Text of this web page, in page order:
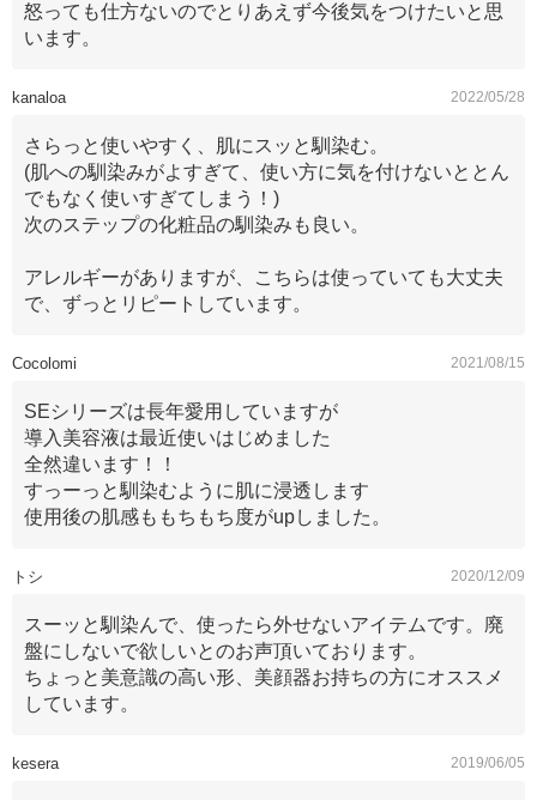
怒っても仕方ないのでとりあえず今後気をつけたいと思
います。
kanaloa 2022/05/28
さらっと使いやすく、肌にスッと馴染む。
(肌への馴染みがよすぎて、使い方に気を付けないととん
でもなく使いすぎてしまう！)
次のステップの化粧品の馴染みも良い。
アレルギーがありますが、こちらは使っていても大丈夫
で、ずっとリピートしています。
Cocolomi 2021/08/15
SEシリーズは長年愛用していますが
導入美容液は最近使いはじめました
全然違います！！
すっーっと馴染むように肌に浸透します
使用後の肌感ももちもち度がupしました。
トシ 2020/12/09
スーッと馴染んで、使ったら外せないアイテムです。廃
盤にしないで欲しいとのお声頂いております。
ちょっと美意識の高い形、美顔器お持ちの方にオススメ
しています。
kesera 2019/06/05